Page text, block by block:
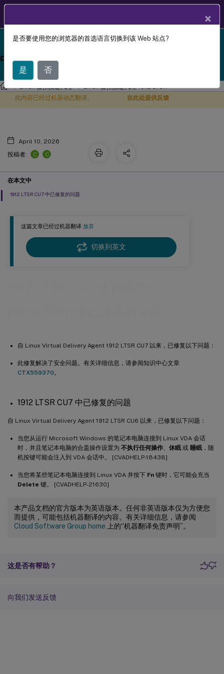
Linux Virtual Delivery Agent 1912 LTSR reached end-
upgrade to a newer version of Linux VDA.
Linux 虚拟投递代理 Linux 虚拟投递代理 1912 LTSR
这篇文章已经过机器翻译.放弃
切换到英文
自 Linux Virtual Delivery Agent 1912 LTSR CU7 以来，已修复以下问题：
此修复解决了安全问题。有关详细信息，请参阅知识中心文章
CTX559370 。
1912 LTSR CU7 中已修复的问题
自 Linux Virtual Delivery Agent 1912 LTSR CU6 以来，已修复以下问题：
当您从运行 Microsoft Windows 的笔记本电脑连接到 Linux VDA 会话
时，并且笔记本电脑的合盖操作设置为 不执行任何操作 休眠 或 睡眠 ，随
机按键可能会注入到 VDA 会话中。 [CVADHELP-18438]
当您将某些笔记本电脑连接到 Linux VDA 并按下 Fn 键时，它可能会充当
Delete 键。 [CVADHELP-21630]
本产品文档的官方版本为英语版本。任何非英语版本仅为方便您
而提供，可能包括机器翻译的内容。有关详细信息，请参阅
Cloud Software Group home 上的“机器翻译免责声明”。
这是否有帮助？
向我们发送反馈
此内容已经过机器动态翻译。 在此处提供反馈
1912 LTSR CU7 修补程序 1 (19.12.7001)
中已修复的问题
April 10, 2026
投稿者:
C C
在本文中
1912 LTSR CU7 中已修复的问题
×
是否要使用您的浏览器的首选语言切换到该 Web 站点?
是 否